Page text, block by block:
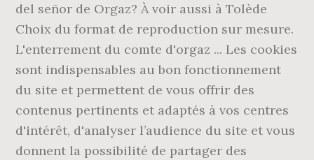
del señor de Orgaz? À voir aussi à Tolède
Choix du format de reproduction sur mesure.
L'enterrement du comte d'orgaz ... Les cookies
sont indispensables au bon fonctionnement
du site et permettent de vous offrir des
contenus pertinents et adaptés à vos centres
d'intérêt, d'analyser l’audience du site et vous
donnent la possibilité de partager des